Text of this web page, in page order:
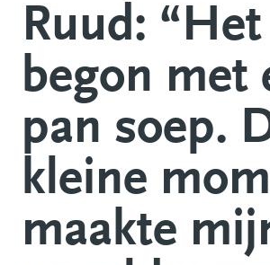
Ruud: “Het
begon met
pan soep.
kleine
maakte